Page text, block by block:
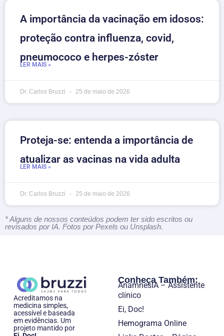
A importância da vacinação em idosos:
proteção contra influenza, covid,
pneumococo e herpes-zóster
LER MAIS »
Dr. Carlos Bruzzi 25 de maio de 2026
Proteja-se: entenda a importância de
atualizar as vacinas na vida adulta
LER MAIS »
Dr. Carlos Bruzzi 25 de maio de 2026
* Alguns de nossos conteúdos podem ter sido escritos ou
revisados por IA. Fotos por Pexels ou Unsplash.
Acreditamos na
medicina simples,
acessível e baseada
em evidências. Um
projeto mantido por
Conheça Também:
AnamnesIA – Assistente
clínico
Ei, Doc!
Hemograma Online